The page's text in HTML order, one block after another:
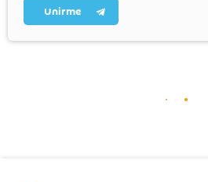
Unirme